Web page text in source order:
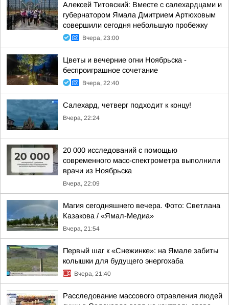
Алексей Титовский: Вместе с салехардцами и
губернатором Ямала Дмитрием Артюховым
совершили сегодня небольшую пробежку
Вчера, 23:00
Цветы и вечерние огни Ноябрьска -
беспроиграшное сочетание
Вчера, 22:40
Салехард, четверг подходит к концу!
Вчера, 22:24
20 000 исследований с помощью
современного масс-спектрометра выполнили
врачи из Ноябрьска
Вчера, 22:09
Магия сегодняшнего вечера. Фото: Светлана
Казакова / «Ямал-Медиа»
Вчера, 21:54
Первый шаг к «Снежинке»: на Ямале забиты
колышки для будущего энергохаба
Вчера, 21:40
Расследование массового отравления людей